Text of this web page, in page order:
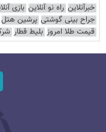
خبرآنلاین راه نو آنلاین بازی
جراح بینی گوشتی پرشین هتل
قیمت طلا امروز بلیط قطار